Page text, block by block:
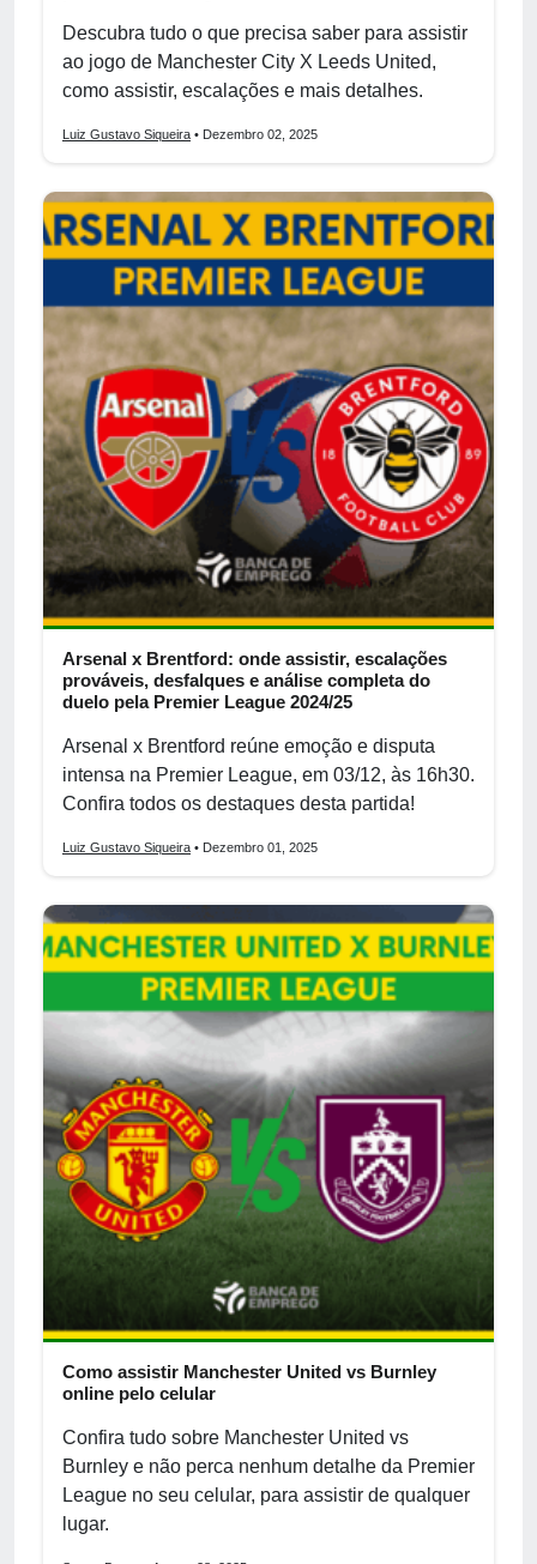
Descubra tudo o que precisa saber para assistir
ao jogo de Manchester City X Leeds United,
como assistir, escalações e mais detalhes.
Luiz Gustavo Siqueira • Dezembro 02, 2025
Arsenal x Brentford: onde assistir, escalações
prováveis, desfalques e análise completa do
duelo pela Premier League 2024/25
Arsenal x Brentford reúne emoção e disputa
intensa na Premier League, em 03/12, às 16h30.
Confira todos os destaques desta partida!
Luiz Gustavo Siqueira • Dezembro 01, 2025
Como assistir Manchester United vs Burnley
online pelo celular
Confira tudo sobre Manchester United vs
Burnley e não perca nenhum detalhe da Premier
League no seu celular, para assistir de qualquer
lugar.